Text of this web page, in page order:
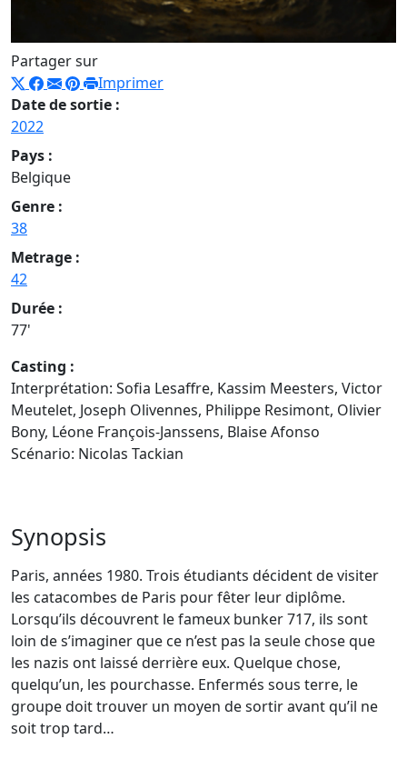
Partager sur
Imprimer
Date de sortie :
2022
Pays :
Belgique
Genre :
38
Metrage :
42
Durée :
77'
Casting :
Interprétation: Sofia Lesaffre, Kassim Meesters, Victor
Meutelet, Joseph Olivennes, Philippe Resimont, Olivier
Bony, Léone François-Janssens, Blaise Afonso
Scénario: Nicolas Tackian
Synopsis
Paris, années 1980. Trois étudiants décident de visiter
les catacombes de Paris pour fêter leur diplôme.
Lorsqu’ils découvrent le fameux bunker 717, ils sont
loin de s’imaginer que ce n’est pas la seule chose que
les nazis ont laissé derrière eux. Quelque chose,
quelqu’un, les pourchasse. Enfermés sous terre, le
groupe doit trouver un moyen de sortir avant qu’il ne
soit trop tard…